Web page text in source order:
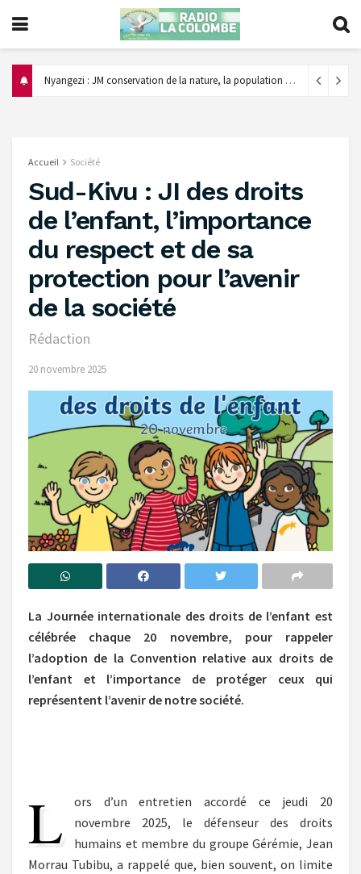
‎Nyangezi : JM conservation de la nature, la population appelée à éviter le feu de brousse et encourager le reboisement ‎
Accueil Société
Sud-Kivu : JI des droits
de l’enfant, l’importance
du respect et de sa
protection pour l’avenir
de la société
Rédaction
20 novembre 2025
La Journée internationale des droits de l’enfant est
célébrée chaque 20 novembre, pour rappeler
l’adoption de la Convention relative aux droits de
l’enfant et l’importance de protéger ceux qui
représentent l’avenir de notre société.
L
ors d’un entretien accordé ce jeudi 20
novembre 2025, le défenseur des droits
humains et membre du groupe Gérémie, Jean
Morrau Tubibu, a rappelé que, bien souvent, on limite